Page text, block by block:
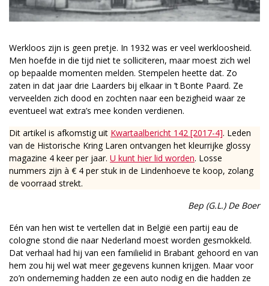
Werkloos zijn is geen pretje. In 1932 was er veel werkloosheid.
Men hoefde in die tijd niet te solliciteren, maar moest zich wel
op bepaalde momenten melden. Stempelen heette dat. Zo
zaten in dat jaar drie Laarders bij elkaar in ’t Bonte Paard. Ze
verveelden zich dood en zochten naar een bezigheid waar ze
eventueel wat extra’s mee konden verdienen.
Dit artikel is afkomstig uit Kwartaalbericht 142 [2017-4]. Leden
van de Historische Kring Laren ontvangen het kleurrijke glossy
magazine 4 keer per jaar. U kunt hier lid worden. Losse
nummers zijn à € 4 per stuk in de Lindenhoeve te koop, zolang
de voorraad strekt.
Bep (G.L.) De Boer
Eén van hen wist te vertellen dat in België een partij eau de
cologne stond die naar Nederland moest worden gesmokkeld.
Dat verhaal had hij van een familielid in Brabant gehoord en van
hem zou hij wel wat meer gegevens kunnen krijgen. Maar voor
zo’n onderneming hadden ze een auto nodig en die hadden ze